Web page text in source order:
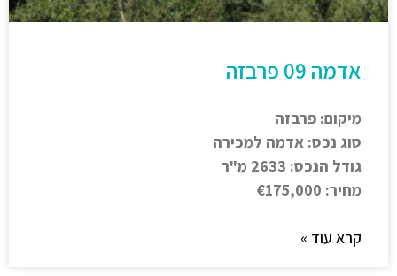
אדמה 09 פרבזה
מיקום: פרבזה
סוג נכס: אדמה למכירה
גודל הנכס: 2633 מ"ר
מחיר: €175,000
קרא עוד »